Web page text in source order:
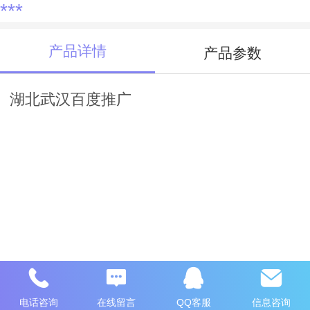
***
产品详情 产品参数
湖北武汉百度推广
电话咨询 在线留言 QQ客服 信息咨询